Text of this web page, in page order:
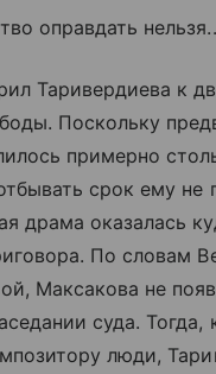
оправдать
Таривердиева к
Поскольку
примерно
срок ему не
драма оказалась
По словам
Максакова не
суда. Тогда,
люди,